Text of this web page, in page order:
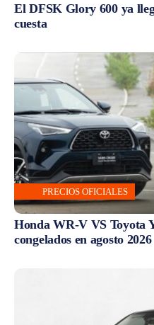
El DFSK Glory 600 ya
cuesta
PRECIOS OFICIALES
Honda WR-V VS Toyota
congelados en agosto 2026